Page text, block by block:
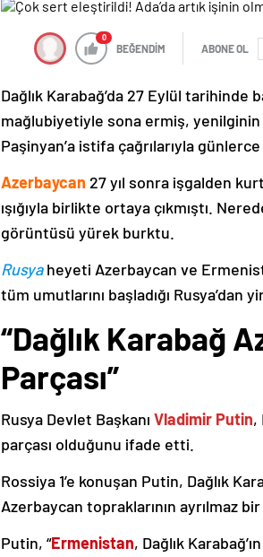
0
BEĞENDİM ABONE OL
Dağlık Karabağ’da 27 Eylül tarihinde
mağlubiyetiyle sona ermiş, yenilginin
Paşinyan’a istifa çağrılarıyla
Azerbaycan 27 yıl sonra işgalden
ışığıyla birlikte ortaya çıkmıştı.
görüntüsü yürek burktu.
Rusyaheyeti Azerbaycan ve
tüm umutlarını başladığı Rusya’dan
“Dağlık Karabağ
Parçası”
Rusya Devlet Başkanı Vladimir Putin,
parçası olduğunu ifade etti.
Rossiya 1’e konuşan Putin, Dağlık
Azerbaycan topraklarının ayrılmaz
Putin, “Ermenistan, Dağlık